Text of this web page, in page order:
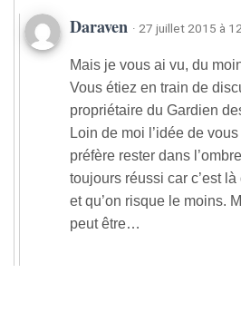
Daraven · 27 juillet 2015 à
Mais je vous ai vu, du
Vous étiez en train de
propriétaire du Gardien
Loin de moi l’idée de
préfère rester dans
toujours réussi car c’est
et qu’on risque le moins.
peut être…